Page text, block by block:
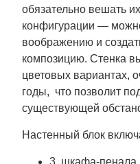
обязательно вешать
конфигурации —
воображению и
композицию. Стенка
цветовых вариантах,
годы, что позволит
существующей
Настенный блок
3 шкафа-пенала